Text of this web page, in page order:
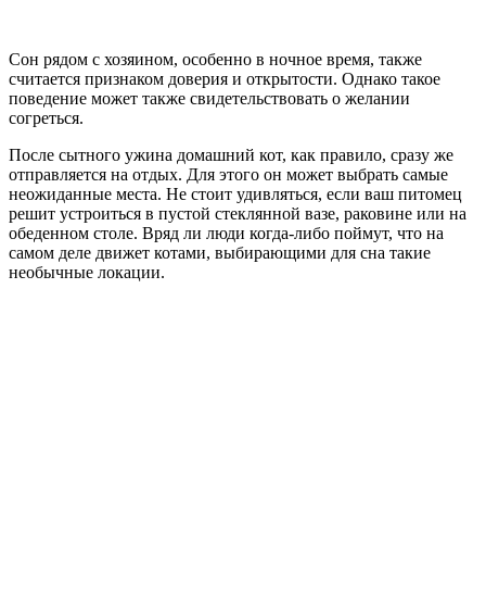
Сон рядом с хозяином, особенно в ночное время, также
считается признаком доверия и открытости. Однако такое
поведение может также свидетельствовать о желании
согреться.
После сытного ужина домашний кот, как правило, сразу же
отправляется на отдых. Для этого он может выбрать самые
неожиданные места. Не стоит удивляться, если ваш питомец
решит устроиться в пустой стеклянной вазе, раковине или на
обеденном столе. Вряд ли люди когда-либо поймут, что на
самом деле движет котами, выбирающими для сна такие
необычные локации.